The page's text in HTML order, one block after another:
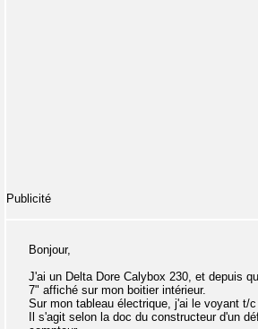
Publicité
Bonjour,
J'ai un Delta Dore Calybox 230, et depuis
7" affiché sur mon boitier intérieur.
Sur mon tableau électrique, j'ai le voyant t/c
Il s'agit selon la doc du constructeur d'un